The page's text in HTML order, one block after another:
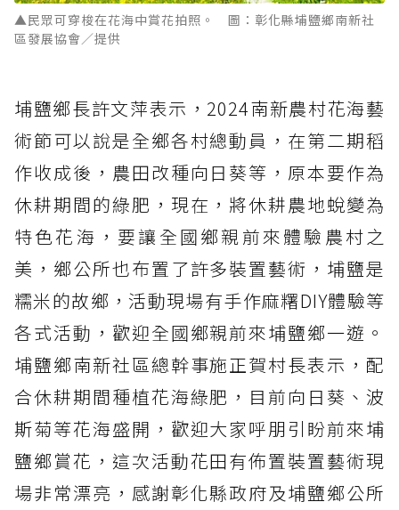
▲民眾可穿梭在花海中賞花拍照。 圖：彰化縣埔鹽鄉南新社
區發展協會／提供
埔鹽鄉長許文萍表示，2024南新農村花海藝
術節可以說是全鄉各村總動員，在第二期稻
作收成後，農田改種向日葵等，原本要作為
休耕期間的綠肥，現在，將休耕農地蛻變為
特色花海，要讓全國鄉親前來體驗農村之
美，鄉公所也布置了許多裝置藝術，埔鹽是
糯米的故鄉，活動現場有手作麻糬DIY體驗等
各式活動，歡迎全國鄉親前來埔鹽鄉一遊。
埔鹽鄉南新社區總幹事施正賀村長表示，配
合休耕期間種植花海綠肥，目前向日葵、波
斯菊等花海盛開，歡迎大家呼朋引盼前來埔
鹽鄉賞花，這次活動花田有佈置裝置藝術現
場非常漂亮，感謝彰化縣政府及埔鹽鄉公所